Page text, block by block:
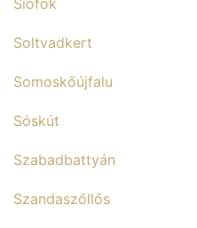
Siófok
Soltvadkert
Somoskőújfalu
Sóskút
Szabadbattyán
Szandaszőllős